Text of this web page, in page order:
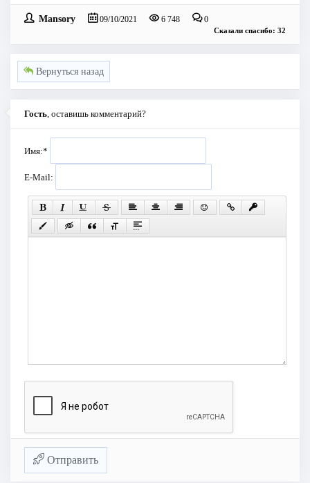
Mansory 09/10/2021 6 748 0
Сказали спасибо: 32
Вернуться назад
Гость, оставишь комментарий?
Имя:*
E-Mail:
Отправить